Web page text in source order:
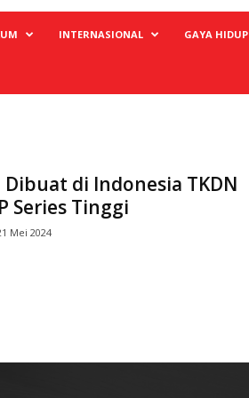
INTERNASIONAL GAYA HIDUP
di Indonesia TKDN
Series Tinggi
Mei 2024